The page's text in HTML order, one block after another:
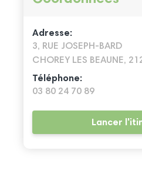
Adresse:
3, RUE JOSEPH-BARD
CHOREY LES BEAUNE,
Téléphone:
03 80 24 70 89
Lancer